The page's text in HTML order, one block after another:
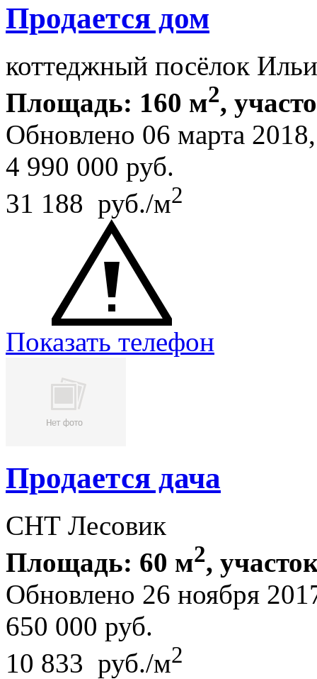
Продается дом
коттеджный посёлок
Площадь: 160 м2,
Обновлено 06 марта
4 990 000 руб.
31 188 руб./м2
Показать телефон
Продается дача
СНТ Лесовик
Площадь: 60 м2,
Обновлено 26 ноября
650 000 руб.
10 833 руб./м2